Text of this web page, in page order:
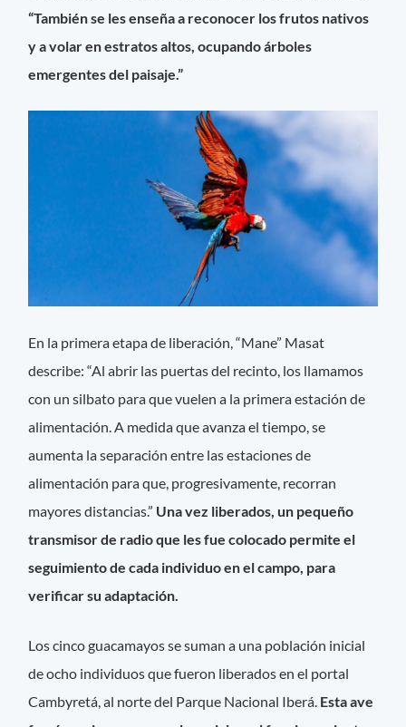
“También se les enseña a reconocer los frutos nativos
y a volar en estratos altos, ocupando árboles
emergentes del paisaje.”
En la primera etapa de liberación, “Mane” Masat
describe: “Al abrir las puertas del recinto, los llamamos
con un silbato para que vuelen a la primera estación de
alimentación. A medida que avanza el tiempo, se
aumenta la separación entre las estaciones de
alimentación para que, progresivamente, recorran
mayores distancias.” Una vez liberados, un pequeño
transmisor de radio que les fue colocado permite el
seguimiento de cada individuo en el campo, para
verificar su adaptación.
Los cinco guacamayos se suman a una población inicial
de ocho individuos que fueron liberados en el portal
Cambyretá, al norte del Parque Nacional Iberá. Esta ave